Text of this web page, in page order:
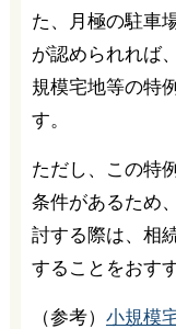
た、月極の駐車
が認められれば
規模宅地等の特
す。
ただし、この特
条件があるため
討する際は、相
することをおす
（参考） 小規模